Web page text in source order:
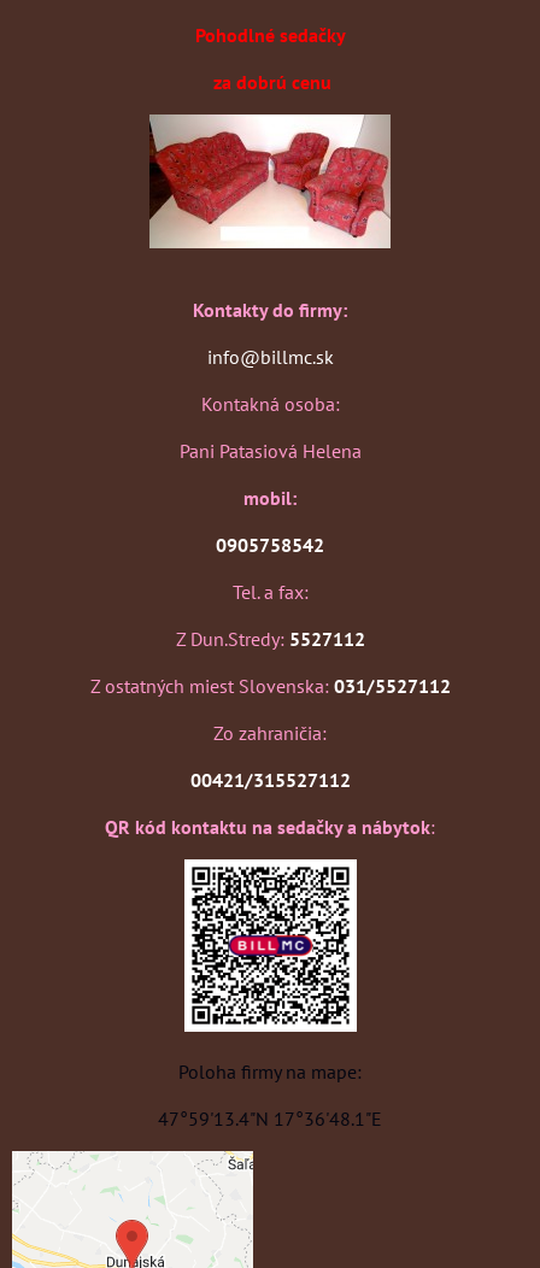
Pohodlné sedačky
za dobrú cenu
Kontakty do firmy:
info@billmc.sk
Kontakná osoba:
Pani Patasiová Helena
mobil:
0905758542
Tel. a fax:
Z Dun.Stredy: 5527112
Z ostatných miest Slovenska: 031/5527112
Zo zahraničia:
00421/315527112
QR kód kontaktu na sedačky a nábytok:
Poloha firmy na mape:
47°59'13.4"N 17°36'48.1"E